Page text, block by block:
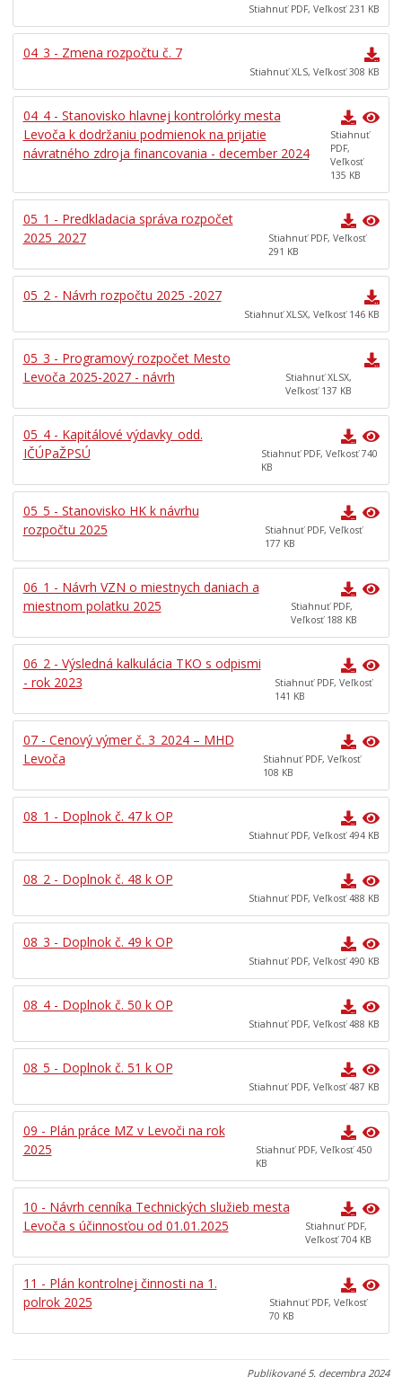
Stiahnuť PDF, Veľkosť 231 KB
04_3 - Zmena rozpočtu č. 7
Stiahnuť XLS, Veľkosť 308 KB
04_4 - Stanovisko hlavnej kontrolórky mesta
Levoča k dodržaniu podmienok na prijatie
návratného zdroja financovania - december 2024
Stiahnuť
PDF,
Veľkosť
135 KB
05_1 - Predkladacia správa rozpočet
2025_2027
Stiahnuť PDF, Veľkosť
291 KB
05_2 - Návrh rozpočtu 2025 -2027
Stiahnuť XLSX, Veľkosť 146 KB
05_3 - Programový rozpočet Mesto
Levoča 2025-2027 - návrh
Stiahnuť XLSX,
Veľkosť 137 KB
05_4 - Kapitálové výdavky_odd.
IČÚPaŽPSÚ
Stiahnuť PDF, Veľkosť 740
KB
05_5 - Stanovisko HK k návrhu
rozpočtu 2025
Stiahnuť PDF, Veľkosť
177 KB
06_1 - Návrh VZN o miestnych daniach a
miestnom polatku 2025
Stiahnuť PDF,
Veľkosť 188 KB
06_2 - Výsledná kalkulácia TKO s odpismi
- rok 2023
Stiahnuť PDF, Veľkosť
141 KB
07 - Cenový výmer č. 3_2024 – MHD
Levoča
Stiahnuť PDF, Veľkosť
108 KB
08_1 - Doplnok č. 47 k OP
Stiahnuť PDF, Veľkosť 494 KB
08_2 - Doplnok č. 48 k OP
Stiahnuť PDF, Veľkosť 488 KB
08_3 - Doplnok č. 49 k OP
Stiahnuť PDF, Veľkosť 490 KB
08_4 - Doplnok č. 50 k OP
Stiahnuť PDF, Veľkosť 488 KB
08_5 - Doplnok č. 51 k OP
Stiahnuť PDF, Veľkosť 487 KB
09 - Plán práce MZ v Levoči na rok
2025
Stiahnuť PDF, Veľkosť 450
KB
10 - Návrh cenníka Technických služieb mesta
Levoča s účinnosťou od 01.01.2025
Stiahnuť PDF,
Veľkosť 704 KB
11 - Plán kontrolnej činnosti na 1.
polrok 2025
Stiahnuť PDF, Veľkosť
70 KB
Publikované 5. decembra 2024